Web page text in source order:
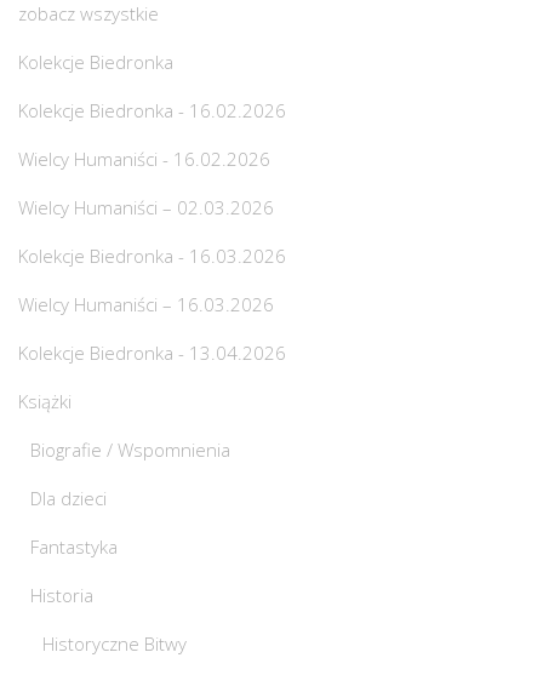
zobacz wszystkie
Kolekcje Biedronka
Kolekcje Biedronka - 16.02.2026
Wielcy Humaniści - 16.02.2026
Wielcy Humaniści – 02.03.2026
Kolekcje Biedronka - 16.03.2026
Wielcy Humaniści – 16.03.2026
Kolekcje Biedronka - 13.04.2026
Książki
Biografie / Wspomnienia
Dla dzieci
Fantastyka
Historia
Historyczne Bitwy